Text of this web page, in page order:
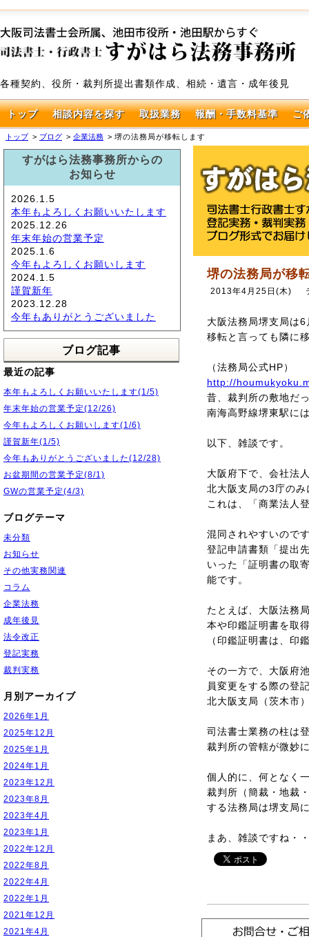
各種契約、役所・裁判所提出書類作成、相続・遺言・成年後見
トップ 相談内容を探す 取扱業務 報酬・手数料基準 ご
トップ ブログ 企業法務 堺の法務局が移転します
堺の法務局が移
2013年4月25日(木)
大阪法務局堺支局は
移転と言っても隣に
（法務局公式HP）
http://
昔、裁判所の敷地だ
南海高野線堺東駅に
以下、雑談です。
大阪府下で、会社法
北大阪支局の3庁の
これは、「商業法人
混同されやすいので
登記申請書類「提出
いった「証明書の取
能です。
たとえば、大阪法務
本や印鑑証明書を取
（印鑑証明書は、印
その一方で、大阪府
員変更をする際の登
北大阪支局（茨木市
司法書士業務の柱は
裁判所の管轄が微妙
個人的に、何となく
裁判所（簡裁・地裁
する法務局は堺支局
まあ、雑談ですね・
すがはら法務事務所からの
お知らせ
2026.1.5
本年もよろしくお願いいたします
2025.12.26
年末年始の営業予定
2025.1.6
今年もよろしくお願いします
2024.1.5
謹賀新年
2023.12.28
今年もありがとうございました
ブログ記事
最近の記事
本年もよろしくお願いいたします(1/5)
年末年始の営業予定(12/26)
今年もよろしくお願いします(1/6)
謹賀新年(1/5)
今年もありがとうございました(12/28)
お盆期間の営業予定(8/1)
GWの営業予定(4/3)
ブログテーマ
未分類
お知らせ
その他実務関連
コラム
企業法務
成年後見
法令改正
登記実務
裁判実務
月別アーカイブ
2026年1月
2025年12月
2025年1月
2024年1月
2023年12月
2023年8月
2023年4月
2023年1月
2022年12月
2022年8月
2022年4月
2022年1月
2021年12月
2021年4月